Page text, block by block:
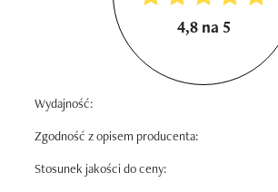
4,8 na 5
Wydajność:
Zgodność z opisem producenta:
Stosunek jakości do ceny: